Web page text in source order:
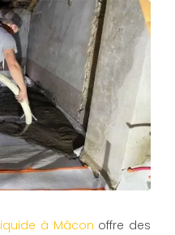
à Mâcon offre des